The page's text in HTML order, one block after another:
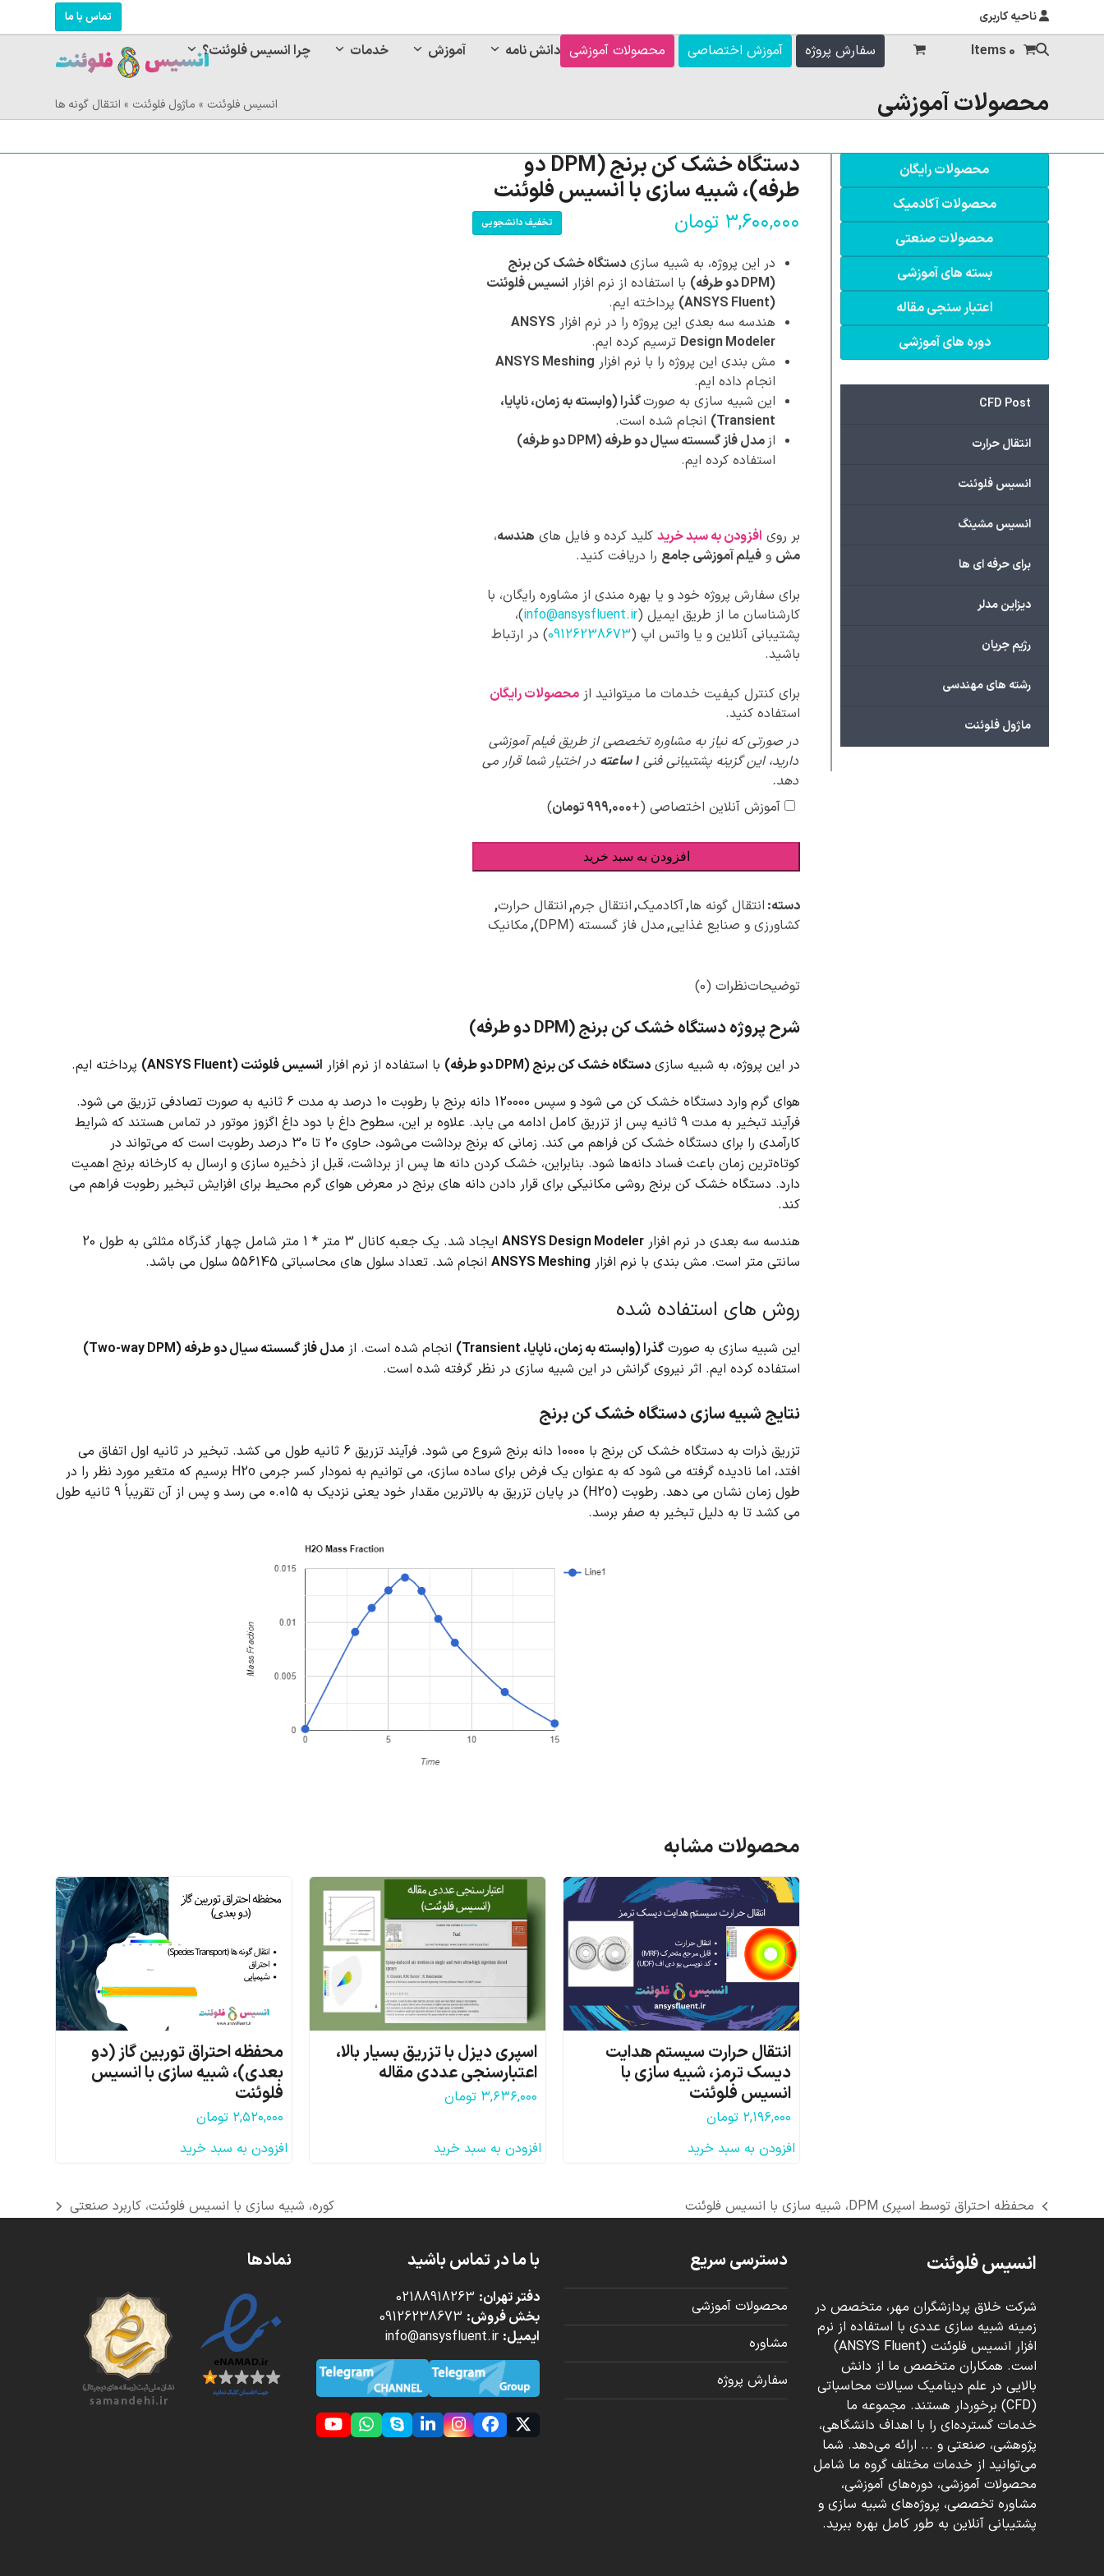
ناحیه کاربری تماس با ما
چرا انسیس فلوئنت؟ خدمات آموزش دانش نامه محصولات آموزشی آموزش اختصاصی سفارش پروژه 0 Items
محصولات آموزشی انسیس فلوئنت » ماژول فلوئنت » انتقال گونه ها
دستگاه خشک کن برنج (DPM دو
طرفه)، شبیه سازی با انسیس فلوئنت
۳,۶۰۰,۰۰۰ تومان تخفیف دانشجویی
در این پروژه، به شبیه سازی دستگاه خشک کن برنج
(DPM دو طرفه)
با استفاده از نرم افزار انسیس فلوئنت
(ANSYS Fluent)
پرداخته ایم.
هندسه سه بعدی این پروژه را در نرم افزار ANSYS
Design Modeler ترسیم کرده ایم.
مش بندی این پروژه را با نرم افزار ANSYS Meshing
انجام داده ایم.
این شبیه سازی به صورتگذرا (وابسته به زمان، ناپایا،
Transient) انجام شده است.
ازمدل فاز گسسته سیال دو طرفه (DPM دو طرفه)
استفاده کرده ایم.
بر روی افزودن به سبد خریدکلید کرده و فایل های هندسه،
مش و فیلم آموزشی جامع را دریافت کنید.
برای سفارش پروژه خود و یا بهره مندی از مشاوره رایگان، با
کارشناسان ما از طریق ایمیل (info@ansysfluent.ir)،
پشتیبانی آنلاین و یا واتس اپ (09126238673) در ارتباط
باشید.
برای کنترل کیفیت خدمات ما میتوانید از محصولات رایگان
استفاده کنید.
در صورتی که نیاز به مشاوره تخصصی از طریق فیلم آموزشی
دارید، این گزینه پشتیبانی فنی 1 ساعته
در اختیار شما قرار می
دهد.
آموزش آنلاین اختصاصی (+۹۹۹,۰۰۰تومان)
افزودن به سبد خرید
دسته: انتقال گونه ها,آکادمیک,انتقال جرم,انتقال حرارت,
کشاورزی و صنایع غذایی,مدل فاز گسسته (DPM) ,مکانیک
توضیحاتنظرات (0)
شرح پروژه دستگاه خشک کن برنج (DPM دو طرفه)
در این پروژه، به شبیه سازی دستگاه خشک کن برنج (DPM دو طرفه) با استفاده از نرم افزار انسیس فلوئنت (ANSYS Fluent)
پرداخته ایم.
هوای گرم وارد دستگاه خشک کن می شود و سپس 120000 دانه برنج با رطوبت 10 درصد به مدت 6 ثانیه به صورت تصادفی تزریق می شود.
فرآیند تبخیر به مدت 9 ثانیه پس از تزریق کامل ادامه می یابد.
علاوه بر این، سطوح داغ با دود داغ اگزوز موتور در تماس هستند که شرایط
کارآمدی را برای دستگاه خشک کن فراهم می کند.
زمانی که برنج برداشت می‌شود، حاوی 20 تا 30 درصد رطوبت است که می‌تواند در
کوتاه‌ترین زمان باعث فساد دانه‌ها شود. بنابراین، خشک کردن دانه ها پس از برداشت، قبل از ذخیره سازی و ارسال به کارخانه برنج اهمیت
دارد. دستگاه خشک کن برنج روشی مکانیکی برای قرار دادن دانه های برنج در معرض هوای گرم محیط برای افزایش تبخیر رطوبت فراهم می
کند.
هندسه سه بعدی در نرم افزار ANSYS Design Modelerایجاد شد.
یک جعبه کانال 3 متر * 1 متر شامل چهار گذرگاه مثلثی به طول 20
سانتی متر است. مش بندی با نرم افزار ANSYS Meshingانجام شد. تعداد سلول های محاسباتی 556145 سلول می باشد.
روش های استفاده شده
این شبیه سازی به صورت گذرا (وابسته به زمان، ناپایا، Transient) انجام شده است. از مدل فاز گسسته سیال دو طرفه (Two-way DPM)
استفاده کرده ایم. اثر نیروی گرانش در این شبیه سازی در نظر گرفته شده است.
نتایج شبیه سازی دستگاه خشک کن برنج
تزریق ذرات به دستگاه خشک کن برنج با 10000 دانه برنج شروع می شود. فرآیند تزریق 6 ثانیه طول می کشد.
تبخیر در ثانیه اول اتفاق می
افتد، اما نادیده گرفته می شود که به عنوان یک فرض برای ساده سازی، می توانیم به نمودار کسر جرمی H2o برسیم که متغیر مورد نظر را در
طول زمان نشان می دهد.
رطوبت (H2o) در پایان تزریق به بالاترین مقدار خود یعنی نزدیک به 0.015 می رسد و پس از آن تقریباً 9 ثانیه طول
می کشد تا به دلیل تبخیر به صفر برسد.
محصولات مشابه
انتقال حرارت سیستم هدایت
دیسک ترمز، شبیه سازی با
انسیس فلوئنت
۲,۱۹۶,۰۰۰ تومان
افزودن به سبد خرید
اسپری دیزل با تزریق بسیار بالا،
اعتبارسنجی عددی مقاله
۳,۶۳۶,۰۰۰ تومان
افزودن به سبد خرید
محفظه احتراق توربین گاز (دو
بعدی)، شبیه سازی با انسیس
فلوئنت
۲,۵۲۰,۰۰۰ تومان
افزودن به سبد خرید
محصولات رایگان
محصولات آکادمیک
محصولات صنعتی
بسته های آموزشی
اعتبار سنجی مقاله
دوره های آموزشی
CFD Post
انتقال حرارت
انسیس فلوئنت
انسیس مشینگ
برای حرفه ای ها
دیزاین مدلر
رژیم جریان
رشته های مهندسی
ماژول فلوئنت
previous
محفظه احتراق توسط اسپری DPM، شبیه سازی با انسیس فلوئنت
next
کوره، شبیه سازی با انسیس فلوئنت، کاربرد صنعتی
انسیس فلوئنت
شرکت خلاق پردازشگران مهر، متخصص در
زمینه شبیه سازی عددی با استفاده از نرم
افزار انسیس فلوئنت (ANSYS Fluent)
است. همکاران متخصص ما از دانش
بالایی در علم دینامیک سیالات محاسباتی
(CFD) برخوردار هستند. مجموعه ما
خدمات گسترده‌ای را با اهداف دانشگاهی،
پژوهشی، صنعتی و ... ارائه می‌دهد. شما
می‌توانید از خدمات مختلف گروه ما شامل
محصولات آموزشی، دوره‌های آموزشی،
مشاوره تخصصی، پروژه‌های شبیه سازی و
پشتیبانی آنلاین به طور کامل بهره ببرید.
دسترسی سریع
محصولات آموزشی
مشاوره
سفارش پروژه
با ما در تماس باشید
دفتر تهران:
بخش فروش:
ایمیل: info@ansysfluent.ir
Twitter
Facebook
Instagram
LinkedIn
Skype
Whatsapp
YouTube
نمادها